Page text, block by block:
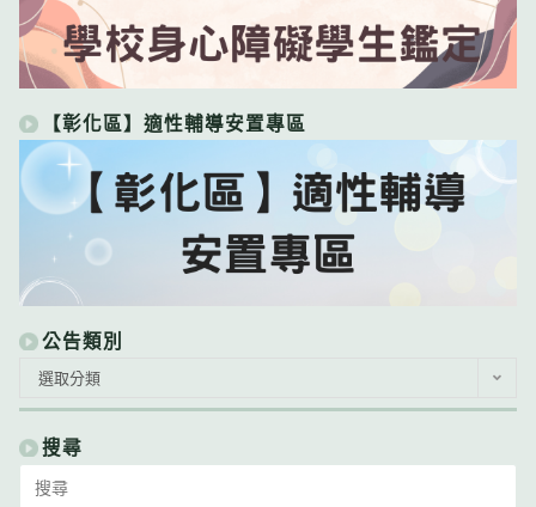
【彰化區】適性輔導安置專區
公告類別
類
別
選取分類
搜尋
for: